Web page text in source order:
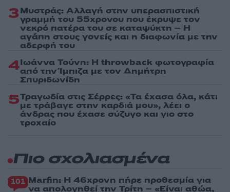
3Μυστράς: Αλλαγή στην υπερασπιστική
γραμμή του 55χρονου που έκρυψε τον
νεκρό πατέρα του σε καταψύκτη – Η
αγάπη στους γονείς και η διαφωνία με την
αδερφή του
4Ιωάννα Τούνη: Η throwback φωτογραφία
από την Ίμπιζα με τον Δημήτρη
Σπυριδωνίδη
5Τραγωδία στις Σέρρες: «Τα έχασα όλα, κάτι
με τράβαγε στην καρδιά μου», λέει ο
άνδρας που έχασε σύζυγο και γιο στο
τροχαίο
Πιο σχολιασμένα
101 Marfin: Η 46χρονη πήρε προθεσμία για
να απολογηθεί την Τρίτη – «Είναι αθώα,